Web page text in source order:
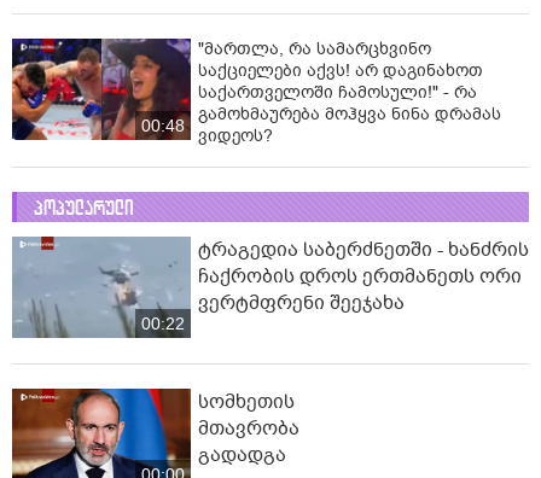
00:48
"მართლა, რა სამარცხვინო
საქციელები აქვს! არ დაგინახოთ
საქართველოში ჩამოსული!" - რა
გამოხმაურება მოჰყვა ნინა დრამას
ვიდეოს?
პოპულარული
00:22
ტრაგედია საბერძნეთში - ხანძრის
ჩაქრობის დროს ერთმანეთს ორი
ვერტმფრენი შეეჯახა
სომხეთის
მთავრობა
გადადგა